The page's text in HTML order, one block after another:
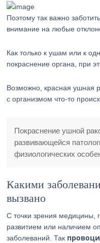
Поэтому так важно
внимание на любые
Как только к ушам или к
покраснение органа, при
Возможно, красная ушная
с организмом что-то
Покраснение ушной
развивающейся
физиологических
Какими
вызвано
С точки зрения медицины,
развитием или наличием
заболеваний. Так